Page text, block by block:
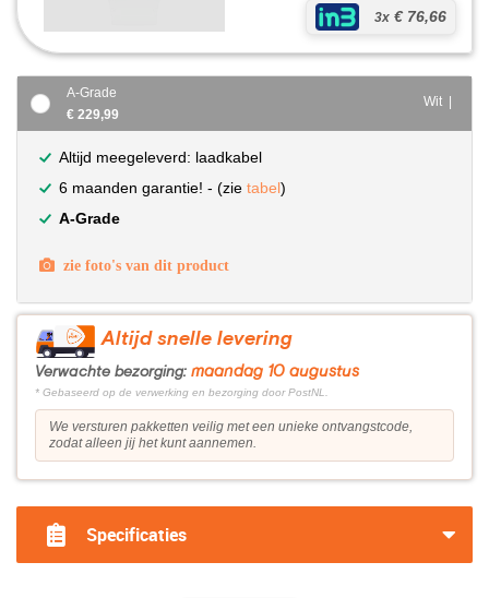
3x € 76,66
A-Grade
€ 229,99
Wit |
Altijd meegeleverd: laadkabel
6 maanden garantie! - (zie tabel)
A-Grade
zie foto's van dit product
Altijd snelle levering
Verwachte bezorging: maandag 10 augustus
* Gebaseerd op de verwerking en bezorging door PostNL.
We versturen pakketten veilig met een unieke ontvangstcode,
zodat alleen jij het kunt aannemen.
Specificaties